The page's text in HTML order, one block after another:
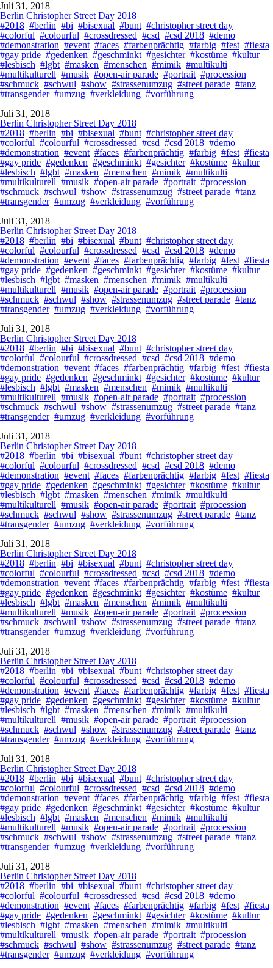
Juli 31, 2018
Berlin Christopher Street Day 2018
#2018 #berlin #bi #bisexual #bunt #christopher street day
#colorful #colourful #crossdressed #csd #csd 2018 #demo
#demonstration #event #faces #farbenprächtig #farbig #fest #fiesta
#gay pride #gedenken #geschminkt #gesichter #kostüme #kultur
#lesbisch #lgbt #masken #menschen #mimik #multikulti
#multikulturell #musik #open-air parade #portrait #procession
#schmuck #schwul #show #strassenumzug #street parade #tanz
#transgender #umzug #verkleidung #vorführung
Juli 31, 2018
Berlin Christopher Street Day 2018
#2018 #berlin #bi #bisexual #bunt #christopher street day
#colorful #colourful #crossdressed #csd #csd 2018 #demo
#demonstration #event #faces #farbenprächtig #farbig #fest #fiesta
#gay pride #gedenken #geschminkt #gesichter #kostüme #kultur
#lesbisch #lgbt #masken #menschen #mimik #multikulti
#multikulturell #musik #open-air parade #portrait #procession
#schmuck #schwul #show #strassenumzug #street parade #tanz
#transgender #umzug #verkleidung #vorführung
Juli 31, 2018
Berlin Christopher Street Day 2018
#2018 #berlin #bi #bisexual #bunt #christopher street day
#colorful #colourful #crossdressed #csd #csd 2018 #demo
#demonstration #event #faces #farbenprächtig #farbig #fest #fiesta
#gay pride #gedenken #geschminkt #gesichter #kostüme #kultur
#lesbisch #lgbt #masken #menschen #mimik #multikulti
#multikulturell #musik #open-air parade #portrait #procession
#schmuck #schwul #show #strassenumzug #street parade #tanz
#transgender #umzug #verkleidung #vorführung
Juli 31, 2018
Berlin Christopher Street Day 2018
#2018 #berlin #bi #bisexual #bunt #christopher street day
#colorful #colourful #crossdressed #csd #csd 2018 #demo
#demonstration #event #faces #farbenprächtig #farbig #fest #fiesta
#gay pride #gedenken #geschminkt #gesichter #kostüme #kultur
#lesbisch #lgbt #masken #menschen #mimik #multikulti
#multikulturell #musik #open-air parade #portrait #procession
#schmuck #schwul #show #strassenumzug #street parade #tanz
#transgender #umzug #verkleidung #vorführung
Juli 31, 2018
Berlin Christopher Street Day 2018
#2018 #berlin #bi #bisexual #bunt #christopher street day
#colorful #colourful #crossdressed #csd #csd 2018 #demo
#demonstration #event #faces #farbenprächtig #farbig #fest #fiesta
#gay pride #gedenken #geschminkt #gesichter #kostüme #kultur
#lesbisch #lgbt #masken #menschen #mimik #multikulti
#multikulturell #musik #open-air parade #portrait #procession
#schmuck #schwul #show #strassenumzug #street parade #tanz
#transgender #umzug #verkleidung #vorführung
Juli 31, 2018
Berlin Christopher Street Day 2018
#2018 #berlin #bi #bisexual #bunt #christopher street day
#colorful #colourful #crossdressed #csd #csd 2018 #demo
#demonstration #event #faces #farbenprächtig #farbig #fest #fiesta
#gay pride #gedenken #geschminkt #gesichter #kostüme #kultur
#lesbisch #lgbt #masken #menschen #mimik #multikulti
#multikulturell #musik #open-air parade #portrait #procession
#schmuck #schwul #show #strassenumzug #street parade #tanz
#transgender #umzug #verkleidung #vorführung
Juli 31, 2018
Berlin Christopher Street Day 2018
#2018 #berlin #bi #bisexual #bunt #christopher street day
#colorful #colourful #crossdressed #csd #csd 2018 #demo
#demonstration #event #faces #farbenprächtig #farbig #fest #fiesta
#gay pride #gedenken #geschminkt #gesichter #kostüme #kultur
#lesbisch #lgbt #masken #menschen #mimik #multikulti
#multikulturell #musik #open-air parade #portrait #procession
#schmuck #schwul #show #strassenumzug #street parade #tanz
#transgender #umzug #verkleidung #vorführung
Juli 31, 2018
Berlin Christopher Street Day 2018
#2018 #berlin #bi #bisexual #bunt #christopher street day
#colorful #colourful #crossdressed #csd #csd 2018 #demo
#demonstration #event #faces #farbenprächtig #farbig #fest #fiesta
#gay pride #gedenken #geschminkt #gesichter #kostüme #kultur
#lesbisch #lgbt #masken #menschen #mimik #multikulti
#multikulturell #musik #open-air parade #portrait #procession
#schmuck #schwul #show #strassenumzug #street parade #tanz
#transgender #umzug #verkleidung #vorführung
Juli 31, 2018
Berlin Christopher Street Day 2018
#2018 #berlin #bi #bisexual #bunt #christopher street day
#colorful #colourful #crossdressed #csd #csd 2018 #demo
#demonstration #event #faces #farbenprächtig #farbig #fest #fiesta
#gay pride #gedenken #geschminkt #gesichter #kostüme #kultur
#lesbisch #lgbt #masken #menschen #mimik #multikulti
#multikulturell #musik #open-air parade #portrait #procession
#schmuck #schwul #show #strassenumzug #street parade #tanz
#transgender #umzug #verkleidung #vorführung